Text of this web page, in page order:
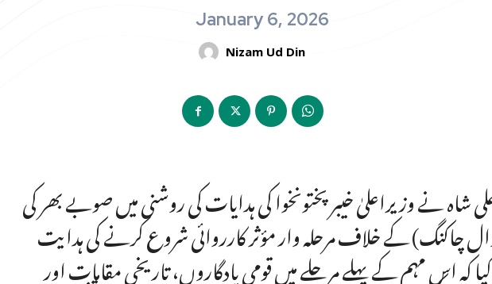
January 6, 2026
Nizam Ud Din
نے وزیراعلیٰ خیبر پختونخوا کی ہدایات کی روشنی میں صوبے بھر کی
چاکنگ) کے خلاف مرحلہ وار مؤثر کارروائی شروع کرنے کی ہدایت
اس مہم کے پہلے مرحلے میں قومی یادگاروں، تاریخی مقامات اور